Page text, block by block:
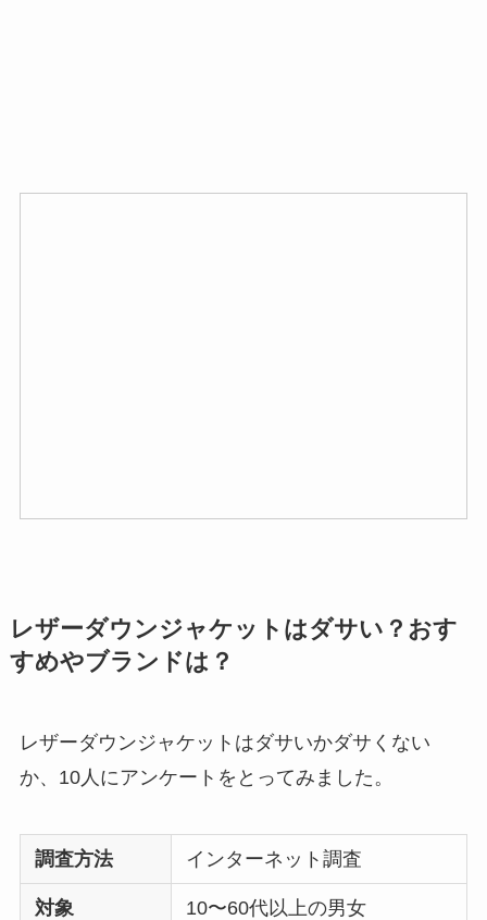
レザーダウンジャケットはダサい？おす
すめやブランドは？
レザーダウンジャケットはダサいかダサくない
か、10人にアンケートをとってみました。
調査方法 インターネット調査
対象 10〜60代以上の男女